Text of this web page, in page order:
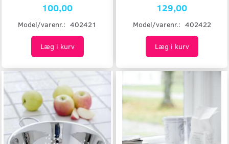
100,00
Model/varenr.: 402421
Læg i kurv
129,00
Model/varenr.: 402422
Læg i kurv